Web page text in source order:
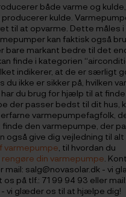
både varme og
producerer kulde.
til at opvarme. Dette måles i
kan faktisk også
bare markant bedre til det
finde i kategorien
indikerer, at de er særligt
du ikke er sikker på, hvilken
du brug for hjælp til at finde
der passer bedst til dit hus,
varmepumpefagfolk,
den varmepumpe, der
også give dig vejledning til alt
varmepumpe , til hvordan du
din varmepumpe .
mail: salg@novasolar.dk - vi
på tlf.: 71 99 94 93 eller mail:
- vi glæder os til at hjælpe dig!